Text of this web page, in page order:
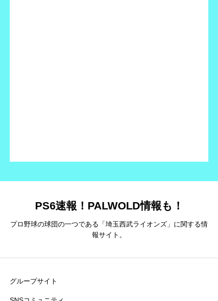
PS6速報！PALWOLD情報も！
プロ野球の球団の一つである「埼玉西武ライオンズ」に関する情
報サイト。
グループサイト